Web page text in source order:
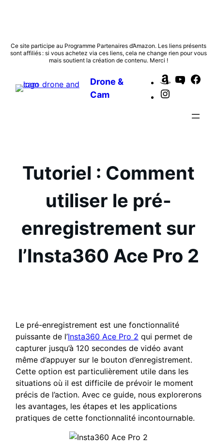
Aller
au
Ce site participe au Programme Partenaires d’Amazon. Les liens présents
sont affiliés : si vous achetez via ces liens, cela ne change rien pour vous
mais soutient la création de contenu. Merci !
Drone &
Cam
AmazonYouTube
Tutoriel : Comment
utiliser le pré-
enregistrement sur
l’Insta360 Ace Pro 2
Le pré-enregistrement est une fonctionnalité
puissante de l’Insta360 Ace Pro 2 qui permet de
capturer jusqu’à 120 secondes de vidéo avant
même d’appuyer sur le bouton d’enregistrement.
Cette option est particulièrement utile dans les
situations où il est difficile de prévoir le moment
précis de l’action. Avec ce guide, nous explorerons
les avantages, les étapes et les applications
pratiques de cette fonctionnalité incontournable.